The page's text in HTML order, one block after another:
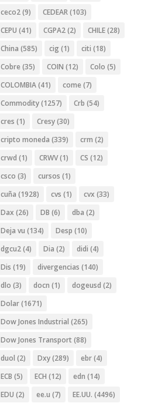
ceco2(9) CEDEAR(103)
CEPU (41) CGPA2(2) CHILE(28)
China (585) cig (1) citi (18)
Cobre (35) COIN (12) Colo (5)
COLOMBIA(41) come (7)
Commodity(1257) Crb (54)
cres (1) Cresy(30)
cripto moneda (339) crm (2)
crwd (1) CRWV(1) CS (12)
csco (3) cursos (1)
cuña (1928) cvs (1) cvx (33)
Dax (26) DB (6) dba (2)
Deja vu (134) Desp (10)
dgcu2(4) Dia (2) didi (4)
Dis (19) divergencias (140)
dlo (3) docn (1) dogeusd (2)
Dolar(1671)
Dow Jones Industrial (265)
Dow Jones Transport (88)
duol (2) Dxy(289) ebr(4)
ECB (5) ECH (12) edn (14)
EDU (2) ee.u (7) EE.UU. (4496)